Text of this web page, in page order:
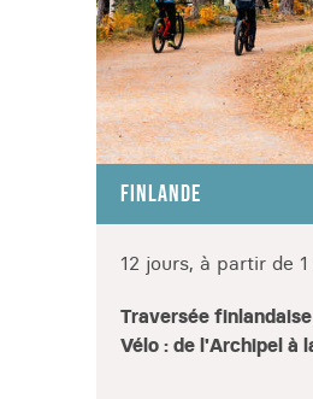
FINLANDE
12 jours, à partir de
Traversée
Vélo : de l'Archipel à